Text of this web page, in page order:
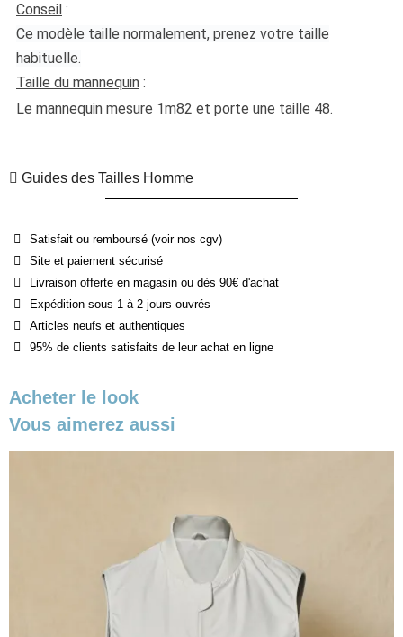
Conseil :
Ce modèle taille normalement, prenez votre taille
habituelle.
Taille du mannequin :
Le mannequin mesure 1m82 et porte une taille 48.
Guides des Tailles Homme
Satisfait ou remboursé (voir nos cgv)
Site et paiement sécurisé
Livraison offerte en magasin ou dès 90€ d'achat
Expédition sous 1 à 2 jours ouvrés
Articles neufs et authentiques
95% de clients satisfaits de leur achat en ligne
Acheter le look
Vous aimerez aussi